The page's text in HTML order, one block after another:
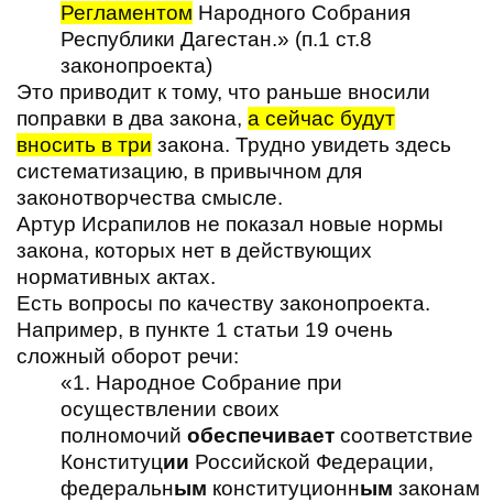
Регламентом Народного Собрания
Республики Дагестан.» (п.1 ст.8
законопроекта)
Это приводит к тому, что раньше вносили
поправки в два закона, а сейчас будут
вносить в три закона. Трудно увидеть здесь
систематизацию, в привычном для
законотворчества смысле.
Артур Исрапилов не показал новые нормы
закона, которых нет в действующих
нормативных актах.
Есть вопросы по качеству законопроекта.
Например, в пункте 1 статьи 19 очень
сложный оборот речи:
«1. Народное Собрание при
осуществлении своих
полномочий обеспечивает соответствие
Конституции Российской Федерации,
федеральным конституционным законам